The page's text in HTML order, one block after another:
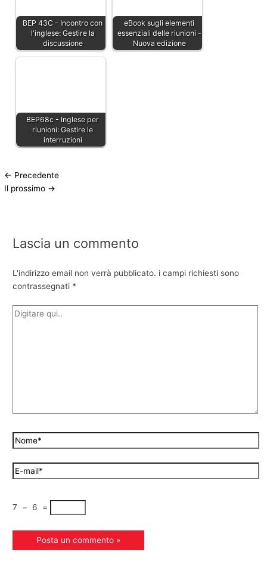
BEP 43C - Incontro con
l'inglese: Gestire la
discussione
eBook sugli elementi
essenziali delle riunioni -
Nuova edizione
BEP68c - Inglese per
riunioni: Gestire le
interruzioni
← Precedente
Il prossimo →
Lascia un commento
L'indirizzo email non verrà pubblicato. i campi richiesti sono
contrassegnati *
7 − 6 =